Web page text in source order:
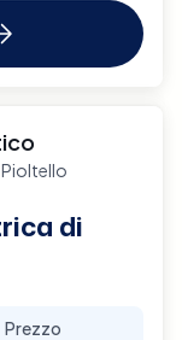
Pioltello
di
Prezzo